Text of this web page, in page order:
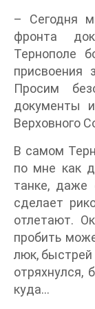
– Сегодня
фронта
Тернополе
присвоения
Просим
документы
Верховного
В самом
по мне как
танке, даже
сделает
отлетают.
пробить
люк, быстрей
отряхнулся,
куда…